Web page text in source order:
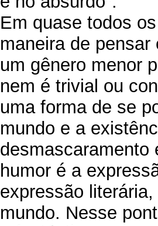
Em quase todos
maneira de
um gênero menor
nem é trivial ou
uma forma de se
mundo e a
desmascaramento
humor é a
expressão
mundo. Nesse